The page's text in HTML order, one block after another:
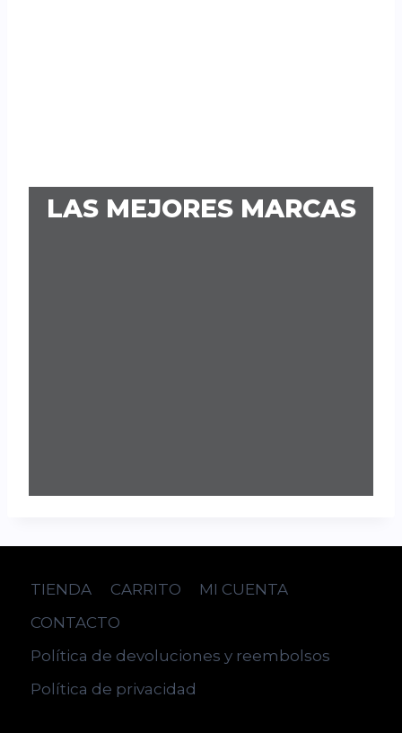
LAS MEJORES MARCAS
TIENDA CARRITO
MI CUENTA
CONTACTO
Política de devoluciones y reembolsos
Política de privacidad